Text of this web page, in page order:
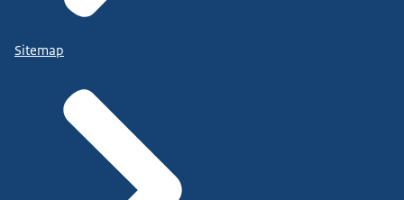
Sitemap